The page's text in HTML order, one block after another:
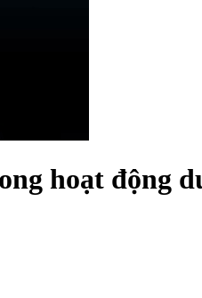
hoạt động